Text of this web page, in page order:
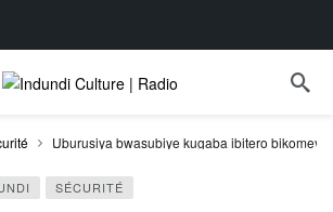
Uburusiya bwasubiye kugaba ibitero
SÉCURITÉ